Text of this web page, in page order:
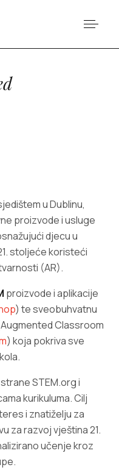
u Dublinu,
proizvode i usluge
djecu u
stoljeće koristeći
(AR).
proizvode i aplikacije
) te sveobuhvatnu
Classroom
) koja pokriva sve
STEM.org i
kurikuluma. Cilj
i znatiželju za
za razvoj vještina 21.
učenje kroz